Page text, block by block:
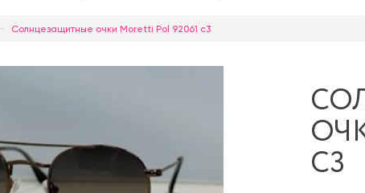
Солнцезащитные очки Moretti Pol 92061 с3
С3